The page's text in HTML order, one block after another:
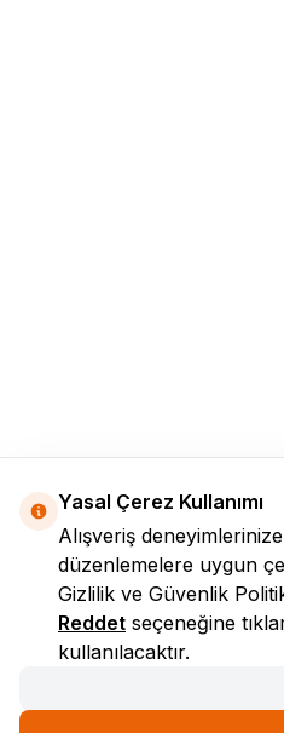
Yasal Çerez Kullanımı
Alışveriş
düzenlemelere uygun
Gizlilik ve Güvenlik
Reddet seçeneğine
kullanılacaktır.